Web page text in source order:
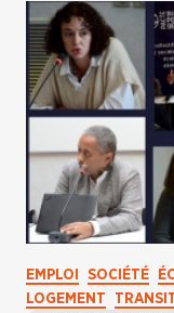
EMPLOI SOCIÉTÉ
LOGEMENT